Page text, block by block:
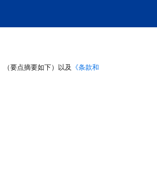
（要点摘要如下）以及 《条款和